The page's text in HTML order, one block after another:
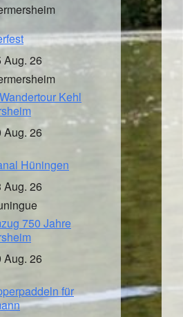
Aug. 26
Kehl
Aug. 26
Hüningen
Aug. 26
750 Jahre
Aug. 26
für